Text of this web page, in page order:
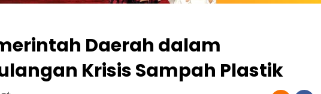
Daerah dalam
Krisis Sampah Plastik